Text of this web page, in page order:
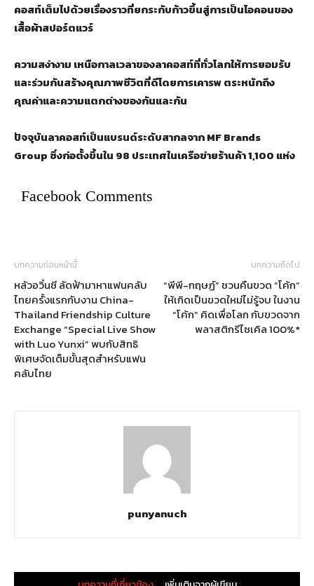
คอสท์เต็มไปด้วยเรื่องราวที่ยกระกับก้าวขึ้นสู่การเป็นไอคอนของ
เสื้อผ้าสปอร์ตแวร์
ความสง่างาม เหนือกาลเวลาของลาคอสท์ที่ทั่วโลกให้การยอมรับ
และร่วมกันสร้างคุณภาพชีวิตที่ดีโดยการเคารพ ตระหนักถึง
คุณค่าและความแตกต่างของกันและกัน
ปัจจุบันลาคอสท์เป็นแบรนด์ระดับสากลจากMF Brands
Group ซึ่งก่อตั้งขึ้นใน 98 ประเทศในเครือข่ายร้านค้า 1,100 แห่ง
Facebook Comments
บทความก่อนหน้านี้
หลัวอวิ๋นซี ลัดฟ้ามาหาแฟนคลับ
ไทยครั้งแรกกับงาน China-
Thailand Friendship Culture
Exchange “Special Live Show
with Luo Yunxi” พบกับสิทธิ
พิเศษจัดเต็มขั้นสุดสำหรับแฟน
คลับไทย
บทความถัดไป
“พีพี-กฤษฏ์” ชวนคืนขวด “โค้ก”
ให้เกิดเป็นขวดใหม่ไม่รู้จบ ในงาน
“โค้ก” คิดเพื่อโลก กับขวดจาก
พลาสติกรีไซเคิล 100%*
punyanuch